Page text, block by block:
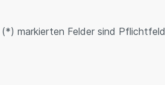
markierten Felder sind